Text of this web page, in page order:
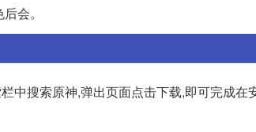
会。
中搜索原神,弹出页面点击下载,即可完成